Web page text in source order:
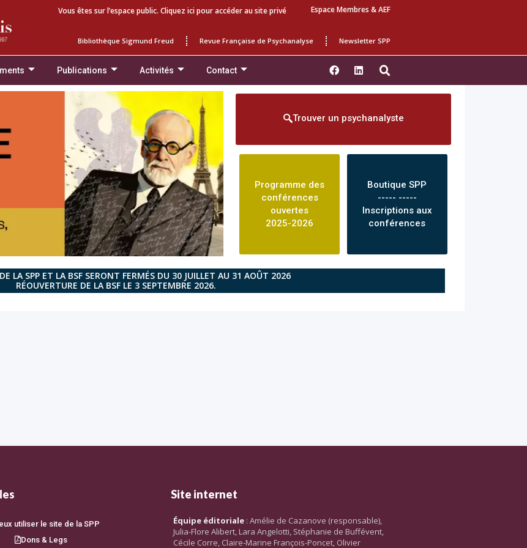
Vous êtes sur l’espace public. Cliquez ici pour accéder au site privé Espace Membres & AEF
Bibliothèque Sigmund Freud Revue Française de Psychanalyse Newsletter SPP
Publications Activités Contact
Trouver un psychanalyste
Programme des
conférences
ouvertes
2025-2026
Boutique SPP
----- -----
Inscriptions aux
conférences
LA SPP ET LA BSF SERONT FERMÉS DU 30 JUILLET AU 31 AOÛT 2026
RÉOUVERTURE DE LA BSF LE 3 SEPTEMBRE 2026.
utiliser le site de la SPP
Dons & Legs
Site internet
Équipe éditoriale : Amélie de Cazanove (responsable),
Julia-Flore Alibert, Lara Angelotti, Stéphanie de Buffévent,
Cécile Corre, Claire-Marine François-Poncet, Olivier